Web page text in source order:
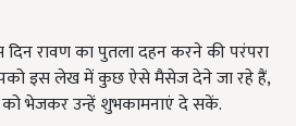
रावण का पुतला दहन करने की परंपरा
इस लेख में कुछ ऐसे मैसेज देने जा रहे हैं,
भेजकर उन्हें शुभकामनाएं दे सकें.